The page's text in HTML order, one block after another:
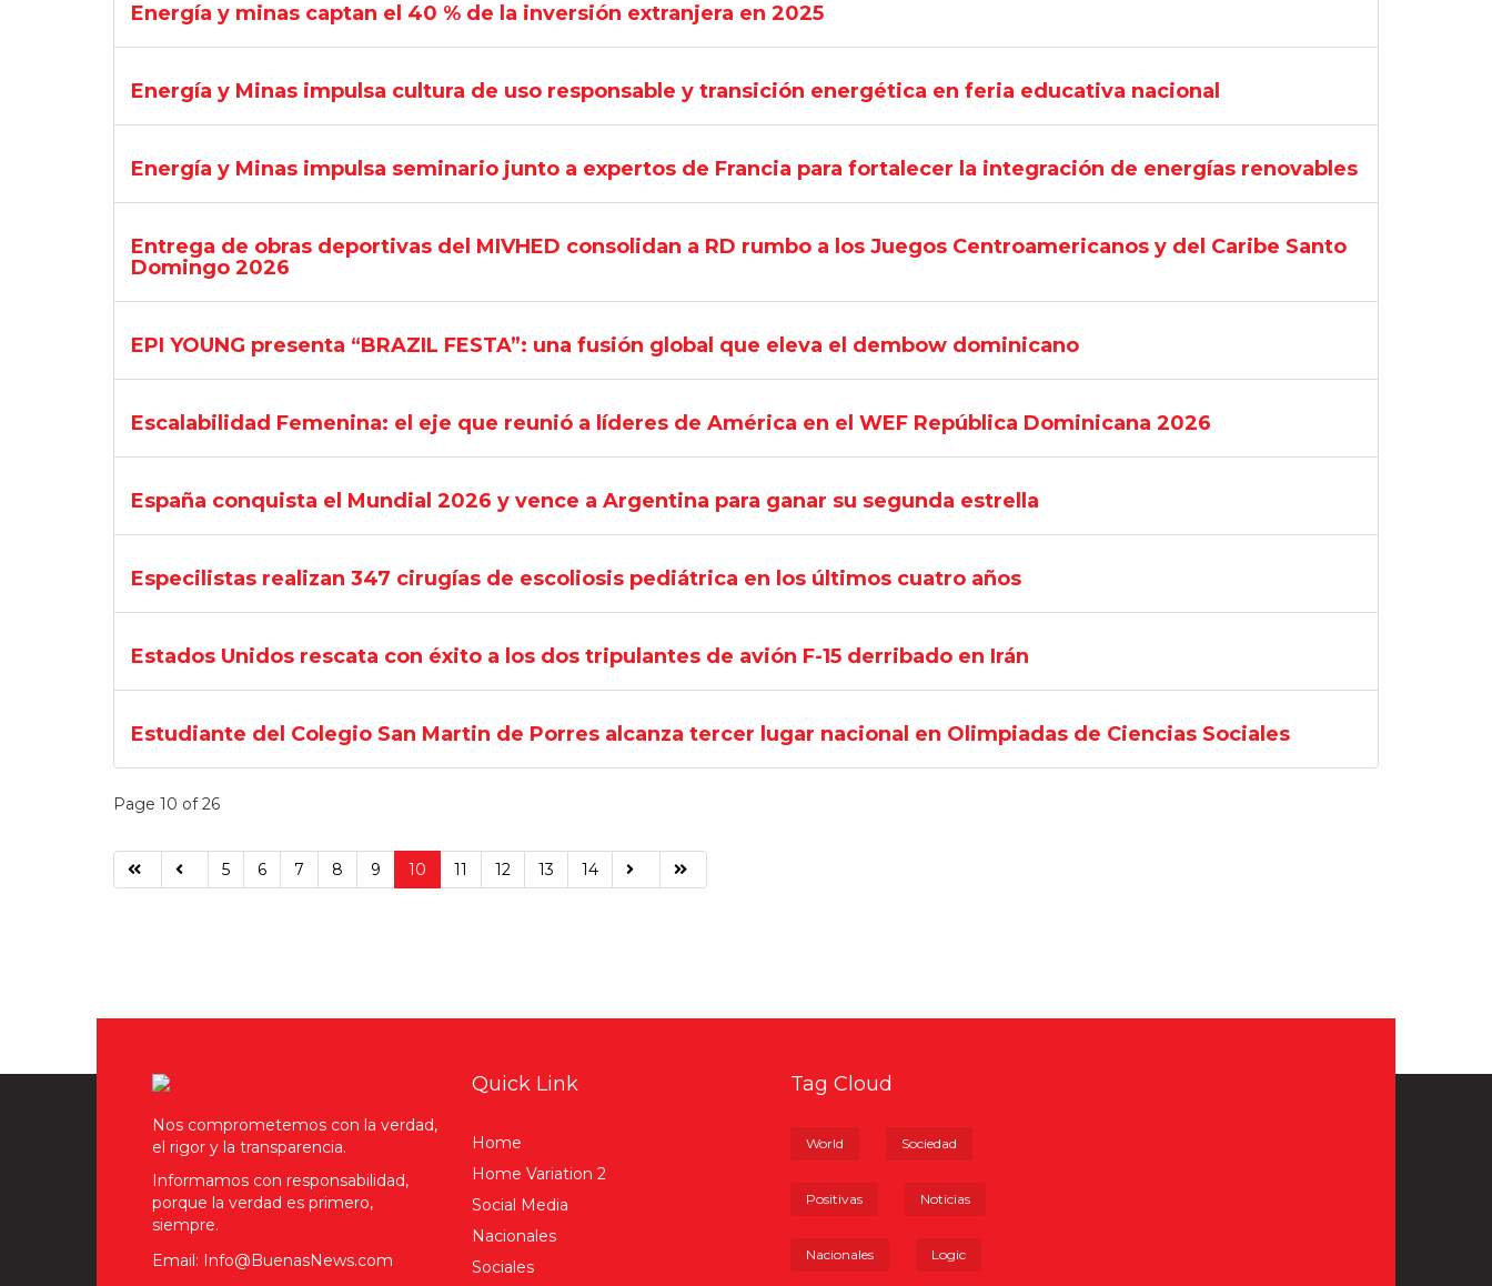
Energía y minas captan el 40 % de la inversión extranjera en 2025
Energía y Minas impulsa cultura de uso responsable y transición energética en feria educativa nacional
Energía y Minas impulsa seminario junto a expertos de Francia para fortalecer la integración de energías renovables
Entrega de obras deportivas del MIVHED consolidan a RD rumbo a los Juegos Centroamericanos y del Caribe Santo
Domingo 2026
EPI YOUNG presenta “BRAZIL FESTA”: una fusión global que eleva el dembow dominicano
Escalabilidad Femenina: el eje que reunió a líderes de América en el WEF República Dominicana 2026
España conquista el Mundial 2026 y vence a Argentina para ganar su segunda estrella
Especilistas realizan 347 cirugías de escoliosis pediátrica en los últimos cuatro años
Estados Unidos rescata con éxito a los dos tripulantes de avión F-15 derribado en Irán
Estudiante del Colegio San Martin de Porres alcanza tercer lugar nacional en Olimpiadas de Ciencias Sociales
Page 10 of 26
5 6 7 8 9 10 11 12 13 14
Nos comprometemos con la verdad,
el rigor y la transparencia.
Informamos con responsabilidad,
porque la verdad es primero,
siempre.
Email: Info@BuenasNews.com
Quick Link
Home
Home Variation 2
Social Media
Nacionales
Sociales
Tag Cloud
World Sociedad
Positivas Noticias
Nacionales Logic